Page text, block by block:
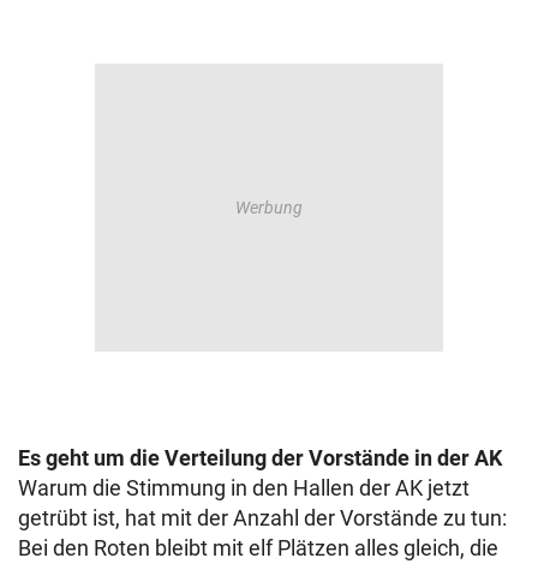
Es geht um die Verteilung der Vorstände in der AK
Warum die Stimmung in den Hallen der AK jetzt
getrübt ist, hat mit der Anzahl der Vorstände zu tun:
Bei den Roten bleibt mit elf Plätzen alles gleich, die